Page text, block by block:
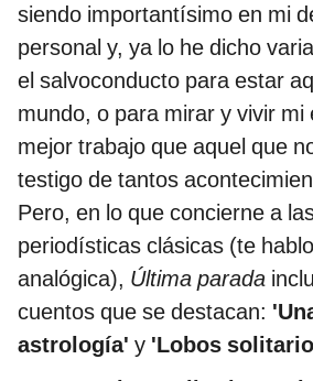
siendo importantísimo en mi
personal y, ya lo he dicho
el salvoconducto para estar
mundo, o para mirar y vivir mi
mejor trabajo que aquel que
testigo de tantos
Pero, en lo que concierne a
periodísticas clásicas (te
analógica), Última parada
cuentos que se destacan:
astrología' y 'Lobos